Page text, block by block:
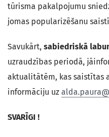
tūrisma pakalpojumu
jomas popularizēšanu
Savukārt, sabiedriskā
uzraudzības periodā,
aktualitātēm, kas saistītas
informāciju uz
SVARĪGI !